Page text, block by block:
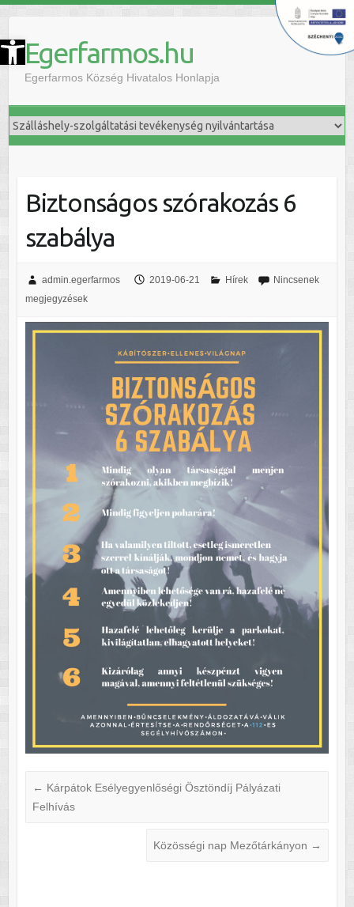
Eszköztár megnyitása Egerfarmos.hu
Egerfarmos Község Hivatalos Honlapja
Biztonságos szórakozás 6
szabálya
admin.egerfarmos 2019-06-21 Hírek
Nincsenek
megjegyzések
← Kárpátok Esélyegyenlőségi Ösztöndíj Pályázati
Felhívás
Közösségi nap Mezőtárkányon →